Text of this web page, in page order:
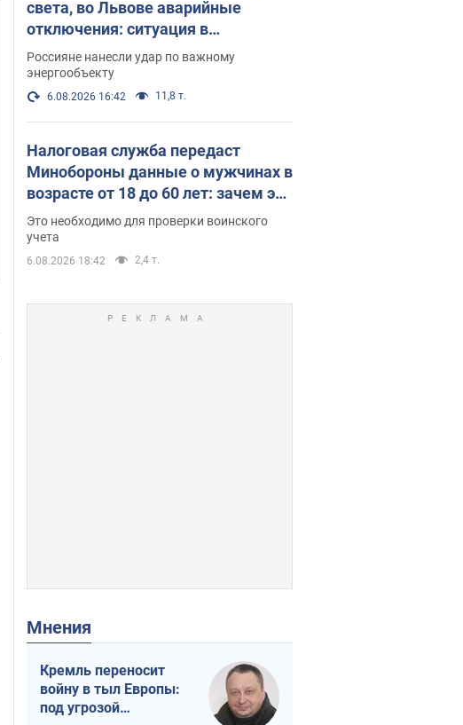
света, во Львове аварийные
отключения: ситуация в
энергосистеме 6 августа
Россияне нанесли удар по важному
энергообъекту
6.08.2026 16:42 11,8 т.
Налоговая служба передаст
Минобороны данные о мужчинах в
возрасте от 18 до 60 лет: зачем это
нужно
Это необходимо для проверки воинского
учета
6.08.2026 18:42 2,4 т.
Мнения
Кремль переносит
войну в тыл Европы:
под угрозой